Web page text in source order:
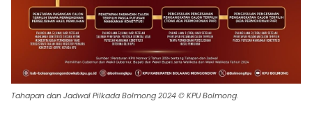
Tahapan dan Jadwal Pilkada Bolmong 2024 © KPU Bolmong.